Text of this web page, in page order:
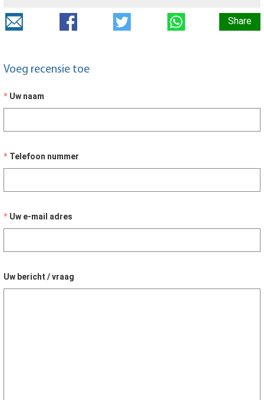
Share
Voeg recensie toe
Uw naam
Telefoon nummer
Uw e-mail adres
Uw bericht / vraag